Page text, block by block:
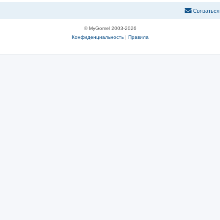
Связаться
© MyGomel 2003-2026
Конфиденциальность| Правила